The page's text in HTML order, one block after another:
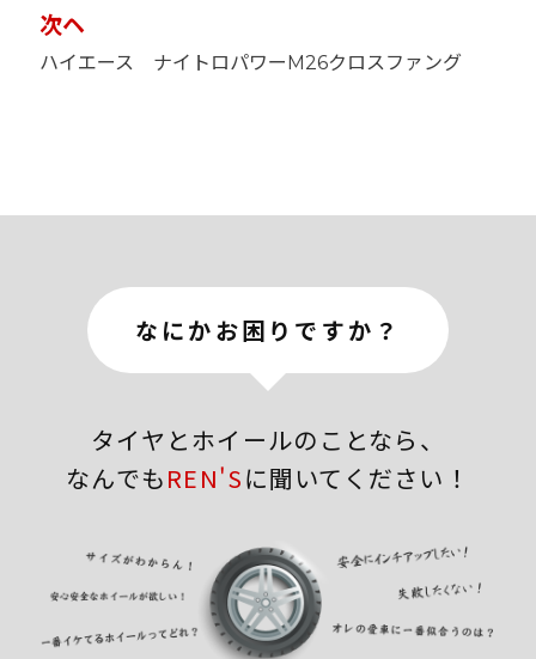
ー
シ
ョ
次ヘ
ハイエース ナイトロパワーM26クロスファング
なにかお困りですか？
タイヤとホイールのことなら、
なんでもREN'Sに聞いてください！